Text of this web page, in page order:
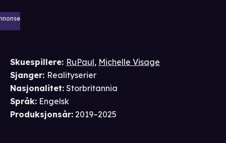
Skuespillere: RuPaul, Michelle Visage
Sjanger: Realityserier
Nasjonalitet: Storbritannia
Språk: Engelsk
Produksjonsår: 2019–2025